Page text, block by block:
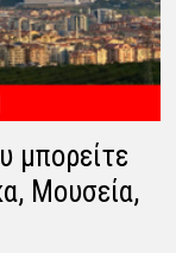
μπορείτε
Μουσεία,